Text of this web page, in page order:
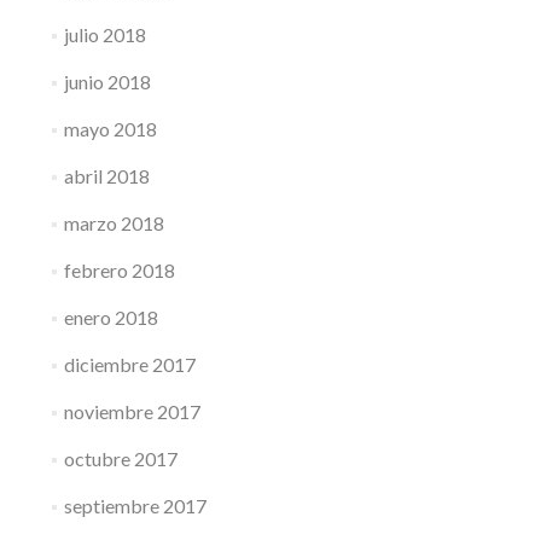
julio 2018
junio 2018
mayo 2018
abril 2018
marzo 2018
febrero 2018
enero 2018
diciembre 2017
noviembre 2017
octubre 2017
septiembre 2017